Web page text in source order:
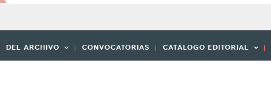
DEL ARCHIVO CONVOCATORIAS CATÁLOGO EDITORIAL